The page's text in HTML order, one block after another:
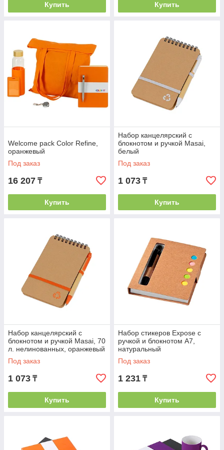
Купить Купить
Welcome pack Color Refine,
оранжевый
Под заказ
16 207 ₸
Купить
Набор канцелярский с
блокнотом и ручкой Masai,
белый
Под заказ
1 073 ₸
Купить
Набор канцелярский с
блокнотом и ручкой Masai, 70
л. нелинованных, оранжевый
Под заказ
1 073 ₸
Купить
Набор стикеров Expose с
ручкой и блокнотом А7,
натуральный
Под заказ
1 231 ₸
Купить